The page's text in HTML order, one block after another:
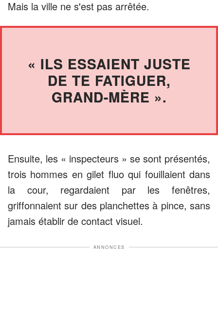
Mais la ville ne s'est pas arrêtée.
« ILS ESSAIENT JUSTE
DE TE FATIGUER,
GRAND-MÈRE ».
Ensuite, les « inspecteurs » se sont présentés,
trois hommes en gilet fluo qui fouillaient dans
la cour, regardaient par les fenêtres,
griffonnaient sur des planchettes à pince, sans
jamais établir de contact visuel.
ANNONCES